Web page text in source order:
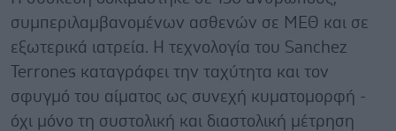
συμπεριλαμβανομένων ασθενών σε ΜΕΘ και σε
εξωτερικά ιατρεία. Η τεχνολογία του Sanchez
Terrones καταγράφει την ταχύτητα και τον
σφυγμό του αίματος ως συνεχή κυματομορφή -
όχι μόνο τη συστολική και διαστολική μέτρηση